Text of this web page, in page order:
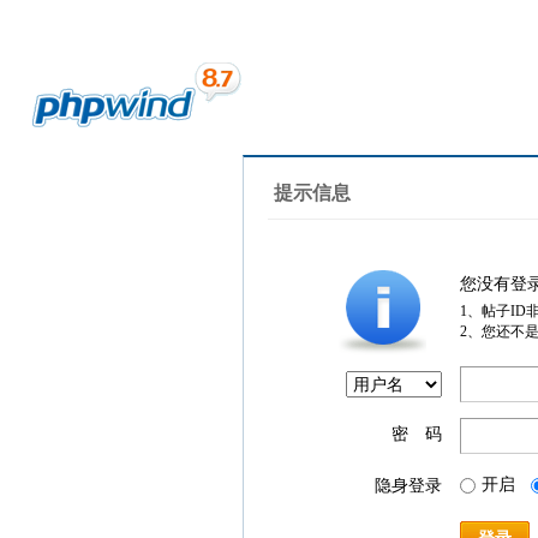
提示信息
您没有登
1、帖子ID
2、您还不
密 码
隐身登录 开启